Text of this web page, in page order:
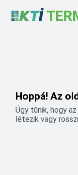
Hoppá! Az
Úgy tűnik, hogy
létezik vagy